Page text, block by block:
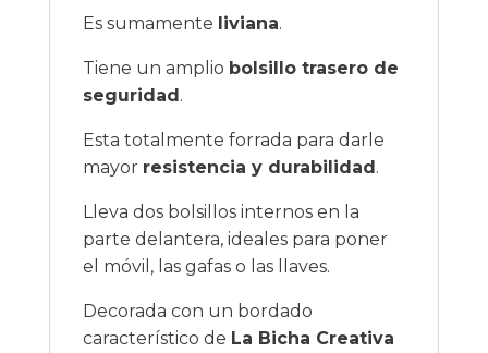
Es sumamente liviana.
Tiene un amplio bolsillo trasero de
seguridad.
Esta totalmente forrada para darle
mayor resistencia y durabilidad.
Lleva dos bolsillos internos en la
parte delantera, ideales para poner
el móvil, las gafas o las llaves.
Decorada con un bordado
característico de La Bicha Creativa